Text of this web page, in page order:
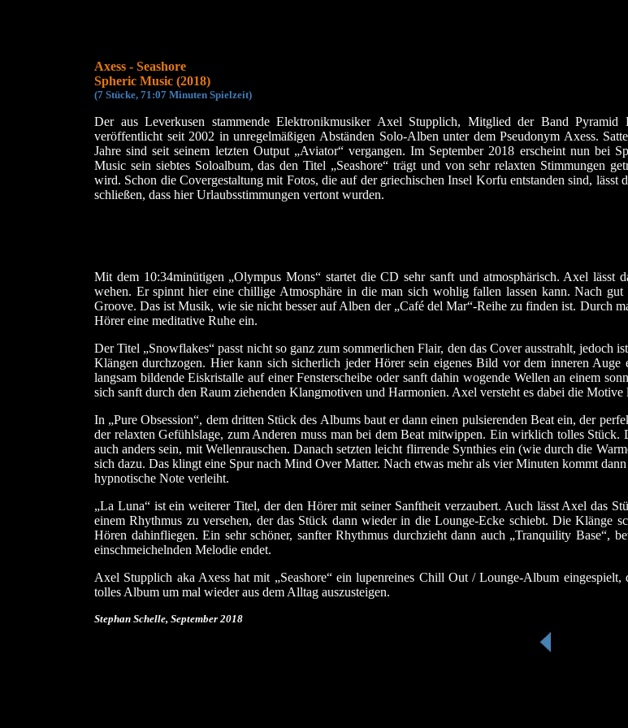
Axess - Seashore
Spheric Music (2018)
(7 Stücke, 71:07 Minuten Spielzeit)
Der aus Leverkusen stammende Elektronikmusiker Axel Stupplich, Mitglied der Band Pyramid
veröffentlicht seit 2002 in unregelmäßigen Abständen Solo-Alben unter dem Pseudonym Axess.
Jahre sind seit seinem letzten Output „Aviator“ vergangen. Im September 2018 erscheint nun bei
Music sein siebtes Soloalbum, das den Titel „Seashore“ trägt und von sehr relaxten Stimmungen
wird. Schon die Covergestaltung mit Fotos, die auf der griechischen Insel Korfu entstanden sind, lässt
schließen, dass hier Urlaubsstimmungen vertont wurden.
Mit dem 10:34minütigen „Olympus Mons“ startet die CD sehr sanft und atmosphärisch. Axel lässt
wehen. Er spinnt hier eine chillige Atmosphäre in die man sich wohlig fallen lassen kann. Nach
Groove. Das ist Musik, wie sie nicht besser auf Alben der „Café del Mar“-Reihe zu finden ist. Durch
Hörer eine meditative Ruhe ein.
Der Titel „Snowflakes“ passt nicht so ganz zum sommerlichen Flair, den das Cover ausstrahlt, jedoch
Klängen durchzogen. Hier kann sich sicherlich jeder Hörer sein eigenes Bild vor dem inneren Auge
langsam bildende Eiskristalle auf einer Fensterscheibe oder sanft dahin wogende Wellen an einem
sich sanft durch den Raum ziehenden Klangmotiven und Harmonien. Axel versteht es dabei die
In „Pure Obsession“, dem dritten Stück des Albums baut er dann einen pulsierenden Beat ein, der
der relaxten Gefühlslage, zum Anderen muss man bei dem Beat mitwippen. Ein wirklich tolles
auch anders sein, mit Wellenrauschen. Danach setzten leicht flirrende Synthies ein (wie durch die
sich dazu. Das klingt eine Spur nach Mind Over Matter. Nach etwas mehr als vier Minuten kommt
hypnotische Note verleiht.
„La Luna“ ist ein weiterer Titel, der den Hörer mit seiner Sanftheit verzaubert. Auch lässt Axel das
einem Rhythmus zu versehen, der das Stück dann wieder in die Lounge-Ecke schiebt. Die Klänge
Hören dahinfliegen. Ein sehr schöner, sanfter Rhythmus durchzieht dann auch „Tranquility Base“,
einschmeichelnden Melodie endet.
Axel Stupplich aka Axess hat mit „Seashore“ ein lupenreines Chill Out / Lounge-Album
tolles Album um mal wieder aus dem Alltag auszusteigen.
Stephan Schelle, September 2018